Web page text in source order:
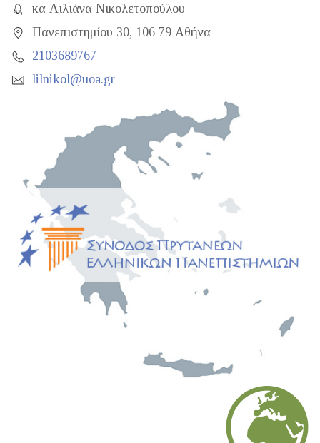
κα Λιλιάνα Νικολετοπούλου
Πανεπιστημίου 30, 106 79 Αθήνα
2103689767
lilnikol@uoa.gr